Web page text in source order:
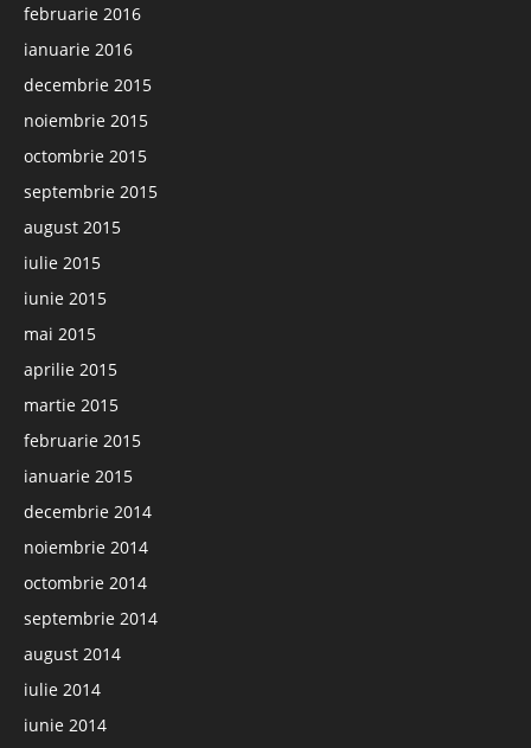
februarie 2016
ianuarie 2016
decembrie 2015
noiembrie 2015
octombrie 2015
septembrie 2015
august 2015
iulie 2015
iunie 2015
mai 2015
aprilie 2015
martie 2015
februarie 2015
ianuarie 2015
decembrie 2014
noiembrie 2014
octombrie 2014
septembrie 2014
august 2014
iulie 2014
iunie 2014